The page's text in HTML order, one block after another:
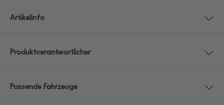
Artikelinfo
Produktverantwortlicher
Passende Fahrzeuge